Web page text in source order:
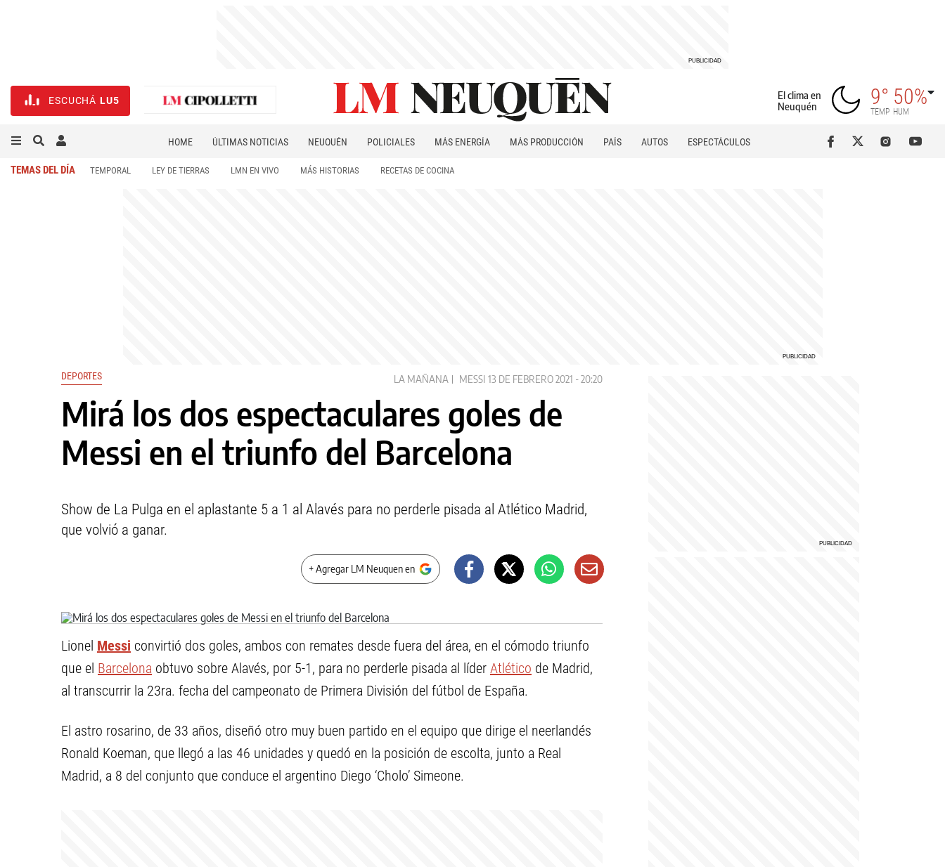
ESCUCHÁ LU5
El clima en
Neuquén
9°
TEMP
50%
HUM
HOME ÚLTIMAS NOTICIAS NEUQUÉN POLICIALES MÁS ENERGÍA MÁS PRODUCCIÓN PAÍS AUTOS
ESPECTÁCULOS
TEMAS DEL DÍA TEMPORAL LEY DE TIERRAS LMN EN VIVO MÁS HISTORIAS RECETAS DE COCINA
DEPORTES LA MAÑANA MESSI 13 DE FEBRERO 2021 - 20:20
Mirá los dos espectaculares goles de
Messi en el triunfo del Barcelona
Show de La Pulga en el aplastante 5 a 1 al Alavés para no perderle pisada al Atlético Madrid,
que volvió a ganar.
+ Agregar LM Neuquen en
Lionel Messi convirtió dos goles, ambos con remates desde fuera del área, en el cómodo triunfo
que el Barcelona obtuvo sobre Alavés, por 5-1, para no perderle pisada al líder Atlético de Madrid,
al transcurrir la 23ra. fecha del campeonato de Primera División del fútbol de España.
El astro rosarino, de 33 años, diseñó otro muy buen partido en el equipo que dirige el neerlandés
Ronald Koeman, que llegó a las 46 unidades y quedó en la posición de escolta, junto a Real
Madrid, a 8 del conjunto que conduce el argentino Diego ‘Cholo’ Simeone.